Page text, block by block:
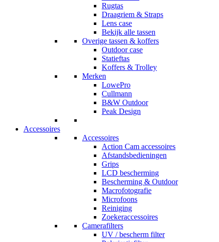
Rugtas
Draagriem & Straps
Lens case
Bekijk alle tassen
Overige tassen & koffers
Outdoor case
Statieftas
Koffers & Trolley
Merken
LowePro
Cullmann
B&W Outdoor
Peak Design
Accessoires
Accessoires
Action Cam accessoires
Afstandsbedieningen
Grips
LCD bescherming
Bescherming & Outdoor
Macrofotografie
Microfoons
Reiniging
Zoekeraccessoires
Camerafilters
UV / bescherm filter